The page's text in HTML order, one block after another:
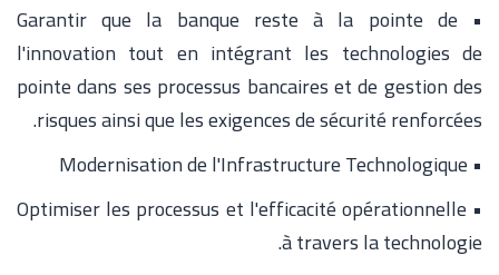
• Garantir que la banque reste à la pointe de
l'innovation tout en intégrant les technologies de
pointe dans ses processus bancaires et de gestion des
risques ainsi que les exigences de sécurité renforcées.
• Modernisation de l'Infrastructure Technologique
• Optimiser les processus et l'efficacité opérationnelle
à travers la technologie.